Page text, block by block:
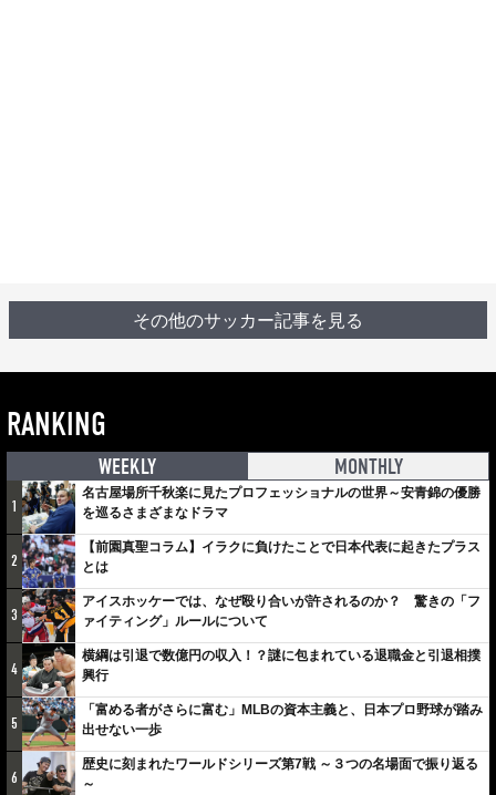
その他のサッカー記事を見る
RANKING
WEEKLY MONTHLY
1
名古屋場所千秋楽に見たプロフェッショナルの世界～安青錦の優勝
を巡るさまざまなドラマ
2
【前園真聖コラム】イラクに負けたことで日本代表に起きたプラス
とは
3
アイスホッケーでは、なぜ殴り合いが許されるのか？ 驚きの「フ
ァイティング」ルールについて
4
横綱は引退で数億円の収入！？謎に包まれている退職金と引退相撲
興行
5
「富める者がさらに富む」MLBの資本主義と、日本プロ野球が踏み
出せない一歩
6
歴史に刻まれたワールドシリーズ第7戦 ～３つの名場面で振り返る
～